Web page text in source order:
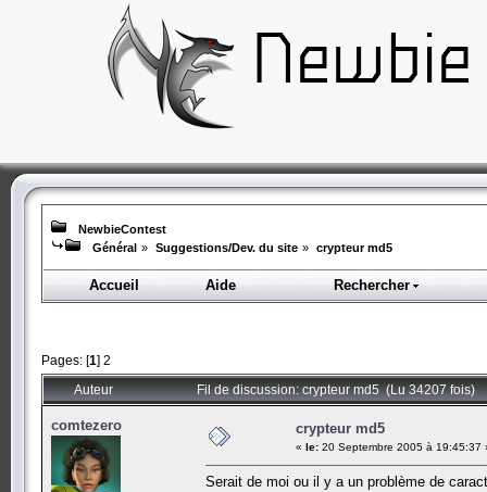
NewbieContest
Général » Suggestions/Dev. du site » crypteur md5
Accueil Aide Rechercher
Pages: [1] 2
Auteur Fil de discussion: crypteur md5 (Lu 34207 fois)
comtezero crypteur md5
« le: 20 Septembre 2005 à 19:45:37
Serait de moi ou il y a un problème de